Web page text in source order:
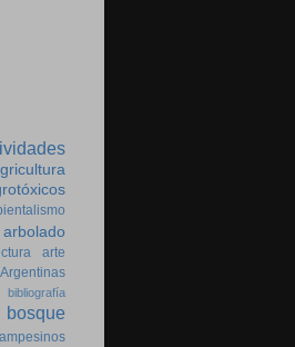
arbolado
arte
bibliografía
bosque